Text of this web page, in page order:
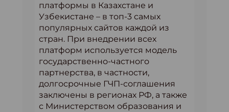
платформы в Казахстане и
Узбекистане – в топ-3 самых
популярных сайтов каждой из
стран. При внедрении всех
платформ используется модель
государственно-частного
партнерства, в частности,
долгосрочные ГЧП-соглашения
заключены в регионах РФ, а также
с Министерством образования и